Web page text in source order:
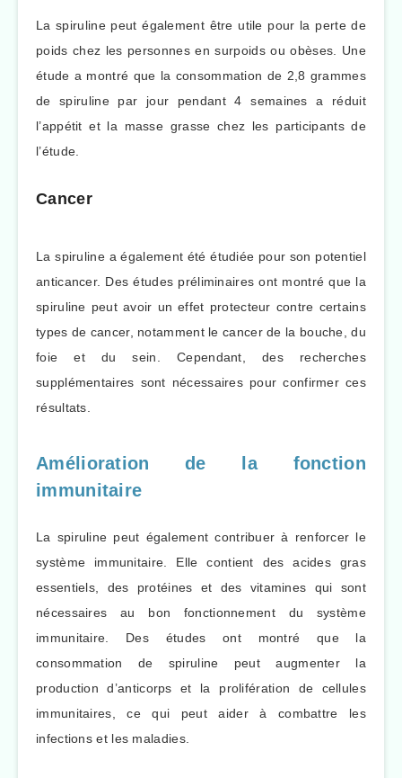
La spiruline peut également être utile pour la perte de
poids chez les personnes en surpoids ou obèses. Une
étude a montré que la consommation de 2,8 grammes
de spiruline par jour pendant 4 semaines a réduit
l’appétit et la masse grasse chez les participants de
l’étude.
Cancer
La spiruline a également été étudiée pour son potentiel
anticancer. Des études préliminaires ont montré que la
spiruline peut avoir un effet protecteur contre certains
types de cancer, notamment le cancer de la bouche, du
foie et du sein. Cependant, des recherches
supplémentaires sont nécessaires pour confirmer ces
résultats.
Amélioration de la fonction
immunitaire
La spiruline peut également contribuer à renforcer le
système immunitaire. Elle contient des acides gras
essentiels, des protéines et des vitamines qui sont
nécessaires au bon fonctionnement du système
immunitaire. Des études ont montré que la
consommation de spiruline peut augmenter la
production d’anticorps et la prolifération de cellules
immunitaires, ce qui peut aider à combattre les
infections et les maladies.